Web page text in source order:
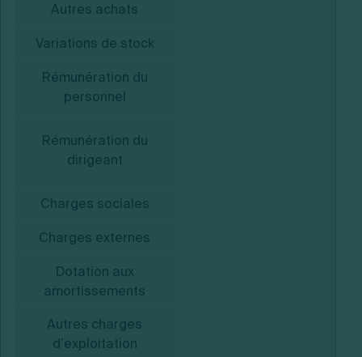
Autres achats
Variations de stock
Rémunération du
personnel
Rémunération du
dirigeant
Charges sociales
Charges externes
Dotation aux
amortissements
Autres charges
d’exploitation